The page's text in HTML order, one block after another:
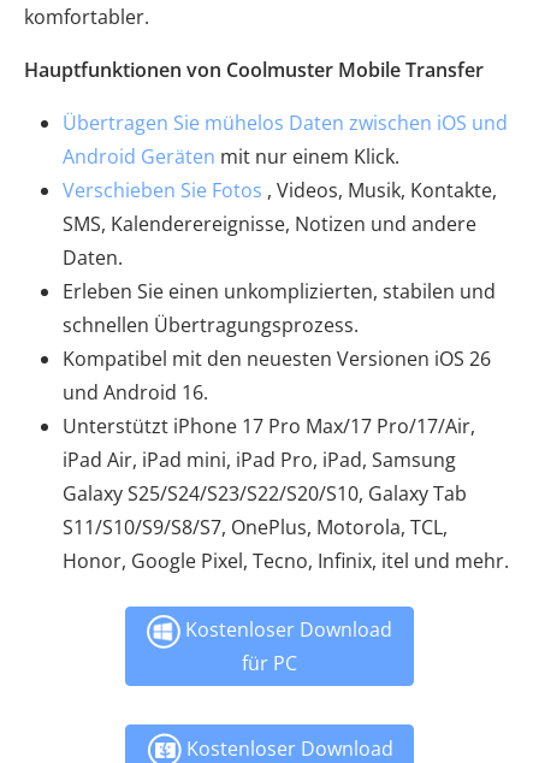
komfortabler.
Hauptfunktionen von Coolmuster Mobile Transfer
Übertragen Sie mühelos Daten zwischen iOS und
Android Geräten mit nur einem Klick.
Verschieben Sie Fotos , Videos, Musik, Kontakte,
SMS, Kalenderereignisse, Notizen und andere
Daten.
Erleben Sie einen unkomplizierten, stabilen und
schnellen Übertragungsprozess.
Kompatibel mit den neuesten Versionen iOS 26
und Android 16.
Unterstützt iPhone 17 Pro Max/17 Pro/17/Air,
iPad Air, iPad mini, iPad Pro, iPad, Samsung
Galaxy S25/S24/S23/S22/S20/S10, Galaxy Tab
S11/S10/S9/S8/S7, OnePlus, Motorola, TCL,
Honor, Google Pixel, Tecno, Infinix, itel und mehr.
Kostenloser Download
für PC
Kostenloser Download